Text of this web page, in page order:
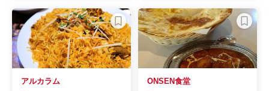
アルカラム ONSEN食堂